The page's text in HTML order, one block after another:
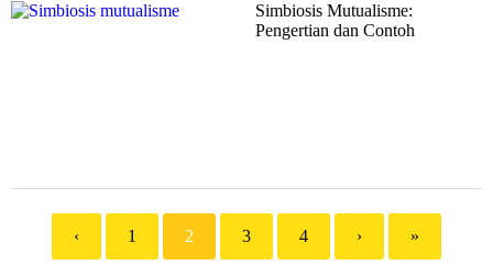
Simbiosis Mutualisme:
Pengertian dan Contoh
‹ 1 2 3 4 › »